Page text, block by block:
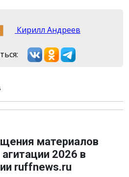
Кирилл Андреев
материалов
2026 в
ruffnews.ru